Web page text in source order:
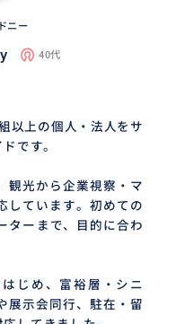
ニー
40代
以上の個人・法人をサ
です。
観光から企業視察・マ
しています。初めての
ターまで、目的に合わ
じめ、富裕層・シニ
展示会同行、駐在・留